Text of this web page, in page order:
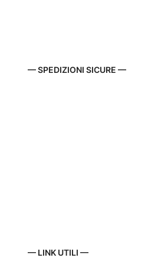
— SPEDIZIONI SICURE —
— LINK UTILI —